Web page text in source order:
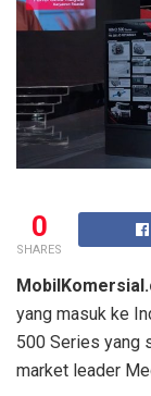
0
SHARES
yang masuk ke
500 Series yang
market leader